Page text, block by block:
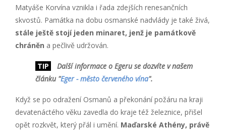
Matyáše Korvína vznikla i řada zdejších renesančních
skvostů. Památka na dobu osmanské nadvlády je také živá,
stále ještě stojí jeden minaret, jenž je památkově
chráněn a pečlivě udržován.
TIP
Další informace o Egeru se dozvíte v našem
článku "Eger - město červeného vína".
Když se po odražení Osmanů a překonání požáru na kraji
devatenáctého věku zavedla do kraje též železnice, přišel
opět rozkvět, který přál i umění. Maďarské Athény, právě